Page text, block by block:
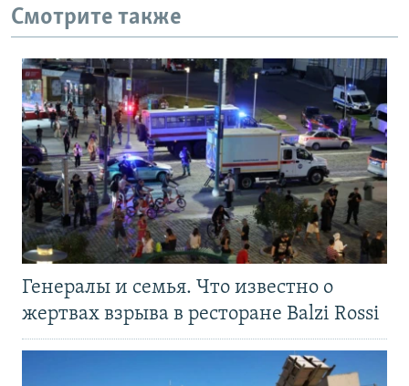
Смотрите также
Генералы и семья. Что известно о
жертвах взрыва в ресторане Balzi Rossi